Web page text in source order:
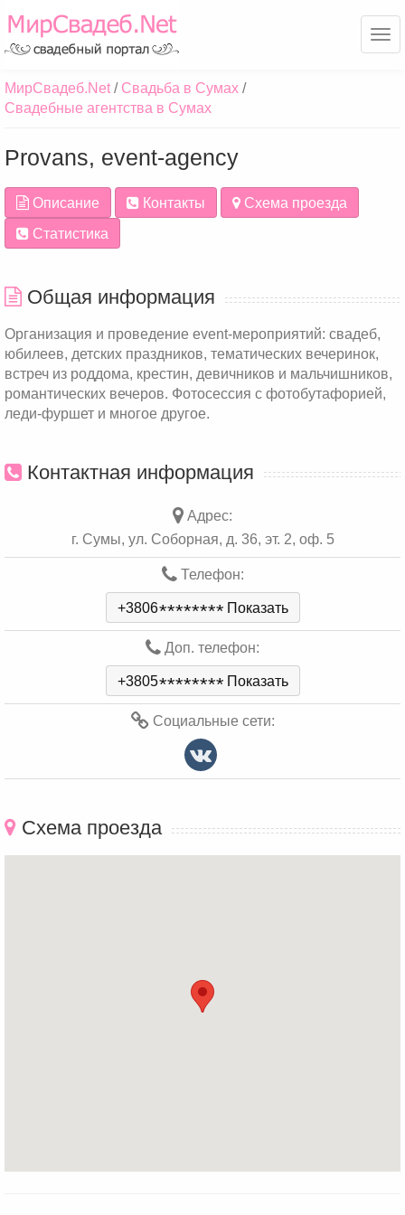
МирСвадеб.Net
Свадьба в Сумах
Свадебные агентства в Сумах
Рrovans, event-agency
Описание Контакты
Схема проезда
Статистика
Общая информация
Организация и проведение еvent-мероприятий: свадеб,
юбилеев, детских праздников, тематических вечеринок,
встреч из роддома, крестин, девичников и мальчишников,
романтических вечеров. Фотосессия с фотобутафорией,
леди-фуршет и многое другое.
Контактная информация
Адрес:
г. Сумы, ул. Соборная, д. 36, эт. 2, оф. 5
Телефон:
+3806******** Показать
Доп. телефон:
+3805******** Показать
Социальные сети:
Схема проезда